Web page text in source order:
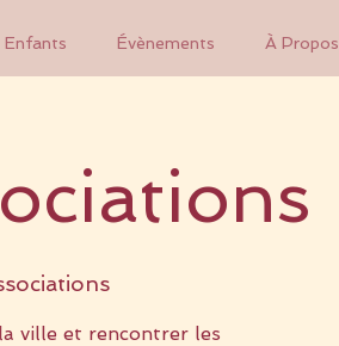
Enfants Évènements À Propos
ville et rencontrer les